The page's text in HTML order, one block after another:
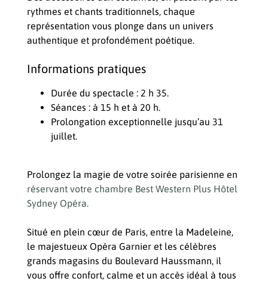
rythmes et chants traditionnels, chaque
représentation vous plonge dans un univers
authentique et profondément poétique.
Informations pratiques
Durée du spectacle : 2 h 35.
Séances : à 15 h et à 20 h.
Prolongation exceptionnelle jusqu’au 31
juillet.
Prolongez la magie de votre soirée parisienne en
réservant votre chambre Best Western Plus Hôtel
Sydney Opéra.
Situé en plein cœur de Paris, entre la Madeleine,
le majestueux Opéra Garnier et les célèbres
grands magasins du Boulevard Haussmann, il
vous offre confort, calme et un accès idéal à tous